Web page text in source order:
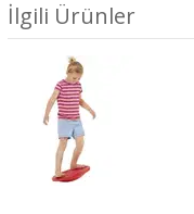
İlgili Ürünler